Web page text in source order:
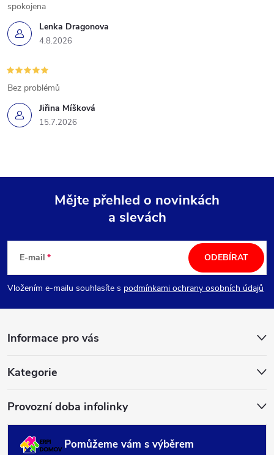
Lenka Dragonova
4.8.2026
spokojena
Jiřina Míšková
15.7.2026
Bez problémů
p
a
Mějte přehled o novinkách
a slevách
E-mail
Vložením e-mailu souhlasíte s podmínkami ochrany osobních údajů
ODEBÍRAT
Informace pro vás
Kategorie
Provozní doba infolinky
Pomůžeme vám s výběrem